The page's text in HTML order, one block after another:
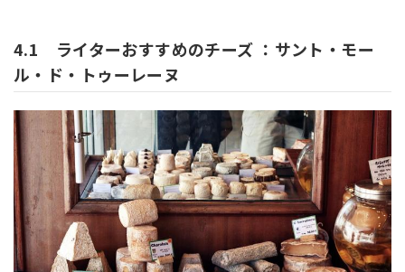
4.1 ライターおすすめのチーズ ：サント・モー
ル・ド・トゥーレーヌ